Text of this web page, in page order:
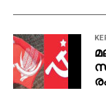
പ്രസ്തുത
റിപ്പോർട്ടിലെ
പരിശോധിച്ച
ആവശ്യമായ